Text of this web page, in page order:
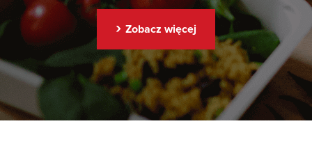
› Zobacz więcej